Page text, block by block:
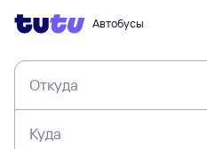
Автобусы
Откуда
Куда